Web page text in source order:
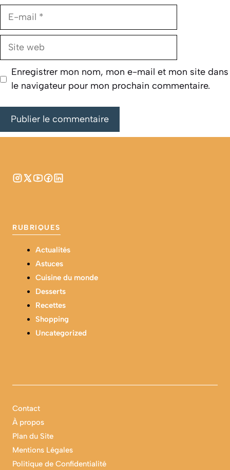
E-
Site
Enregistrer mon nom, mon e-mail et mon site dans
le navigateur pour mon prochain commentaire.
RUBRIQUES
Actualités
Astuces
Cuisine du monde
Desserts
Recettes
Shopping
Uncategorized
Contact
À propos
Plan du Site
Mentions Légales
Politique de Confidentialité